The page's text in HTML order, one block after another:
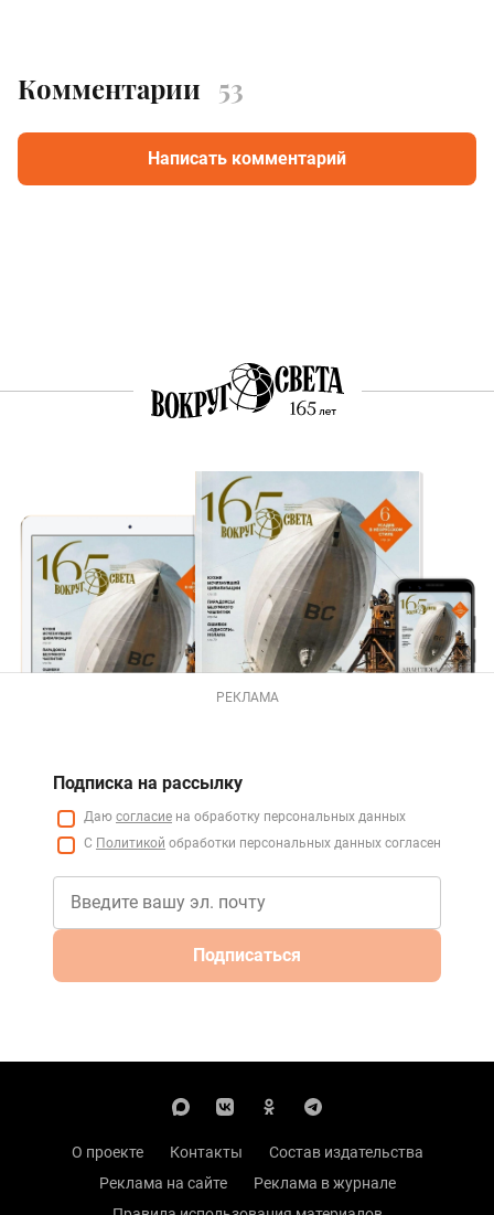
Комментарии 53
Написать комментарий
РЕКЛАМА
Подписка на рассылку
Даю согласие на обработку персональных данных
С Политикой обработки персональных данных согласен
Подписаться
О проекте Контакты
Состав издательства
Реклама на сайте
Реклама в журнале